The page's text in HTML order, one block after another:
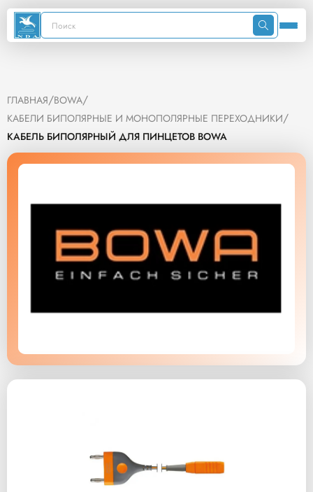
ГЛАВНАЯ/BOWA/
КАБЕЛИ БИПОЛЯРНЫЕ И МОНОПОЛЯРНЫЕ ПЕРЕХОДНИКИ/
КАБЕЛЬ БИПОЛЯРНЫЙ ДЛЯ ПИНЦЕТОВ BOWA